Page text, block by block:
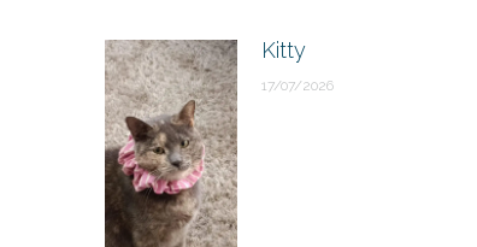
Kitty
17/07/2026